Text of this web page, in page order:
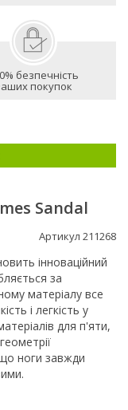
безпечність
покупок
Sandal
Артикул 211268
інноваційний
за
матеріалу все
і легкість у
для п'яти,
ноги завжди